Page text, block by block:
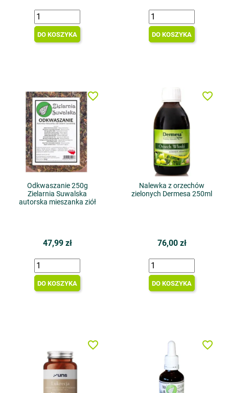
DO KOSZYKA DO KOSZYKA
Odkwaszanie 250g
Zielarnia Suwalska
autorska mieszanka ziół
47,99 zł
DO KOSZYKA
favorite_border
Nalewka z orzechów
zielonych Dermesa 250ml
76,00 zł
DO KOSZYKA
favorite_border
favorite_border favorite_border